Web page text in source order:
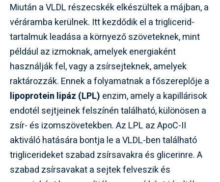
Miután a VLDL részecskék elkészültek a májban, a
véráramba kerülnek. Itt kezdődik el a triglicerid-
tartalmuk leadása a környező szöveteknek, mint
például az izmoknak, amelyek energiaként
használják fel, vagy a zsírsejteknek, amelyek
raktározzák. Ennek a folyamatnak a főszereplője a
lipoprotein lipáz (LPL) enzim, amely a kapillárisok
endotél sejtjeinek felszínén található, különösen a
zsír- és izomszövetekben. Az LPL az ApoC-II
aktiváló hatására bontja le a VLDL-ben található
triglicerideket szabad zsírsavakra és glicerinre. A
szabad zsírsavakat a sejtek felveszik és